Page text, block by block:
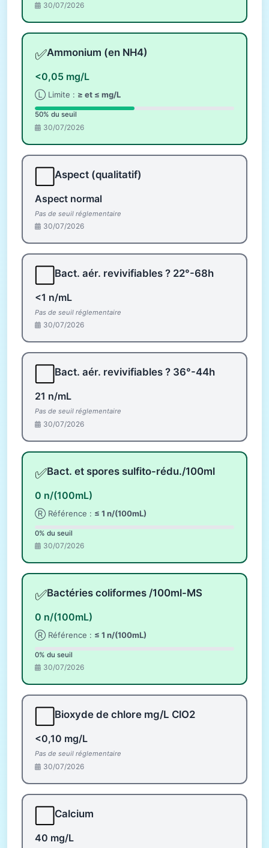
30/07/2026
✅Ammonium (en NH4)
<0,05 mg/L
Ⓛ Limite : ≥ et ≤ mg/L
50% du seuil
30/07/2026
Aspect (qualitatif)
Aspect normal
Pas de seuil réglementaire
30/07/2026
Bact. aér. revivifiables ? 22°-68h
<1 n/mL
Pas de seuil réglementaire
30/07/2026
Bact. aér. revivifiables ? 36°-44h
21 n/mL
Pas de seuil réglementaire
30/07/2026
✅Bact. et spores sulfito-rédu./100ml
0 n/(100mL)
Ⓡ Référence : ≤ 1 n/(100mL)
0% du seuil
30/07/2026
✅Bactéries coliformes /100ml-MS
0 n/(100mL)
Ⓡ Référence : ≤ 1 n/(100mL)
0% du seuil
30/07/2026
Bioxyde de chlore mg/L ClO2
<0,10 mg/L
Pas de seuil réglementaire
30/07/2026
Calcium
40 mg/L